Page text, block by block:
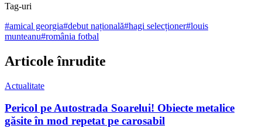
Tag-uri
#amical georgia#debut națională#hagi selecționer#louis
munteanu#românia fotbal
Articole înrudite
Actualitate
Pericol pe Autostrada Soarelui! Obiecte metalice
găsite în mod repetat pe carosabil